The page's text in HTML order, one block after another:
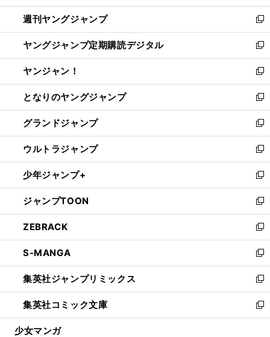
開
く
ウ
で
開
く
ン
ド
ウ
で
開
く
ウ
ィ
ン
ド
ウ
で
開
く
週刊ヤングジャンプ
新
し
い
ウ
ィ
ン
ド
ウ
で
開
く
ヤングジャンプ定期購読デジタル
新
し
い
ウ
ィ
ン
ド
ウ
で
開
く
ヤンジャン！
新
し
い
ウ
ィ
ン
ド
ウ
で
開
く
となりのヤングジャンプ
新
し
い
ウ
ィ
ン
ド
ウ
で
開
く
グランドジャンプ
新
し
い
ウ
ィ
ン
ド
ウ
で
開
く
ウルトラジャンプ
新
し
い
ウ
ィ
ン
ド
ウ
で
開
く
少年ジャンプ+
新
し
い
ウ
ィ
ン
ド
ウ
で
開
く
ジャンプTOON
新
し
い
ウ
ィ
ン
ド
ウ
で
開
ZEBRACK
新
し
い
ウ
ィ
ン
ド
ウ
S-MANGA
新
し
い
ウ
ィ
ン
集英社ジャンプリミックス
新
し
い
ウ
集英社コミック文庫
新
し
少女マンガ